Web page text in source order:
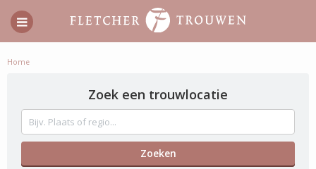
Home
Zoek een trouwlocatie